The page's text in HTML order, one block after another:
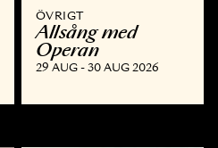
ÖVRIGT
Allsång med
Operan
29 AUG - 30 AUG 2026